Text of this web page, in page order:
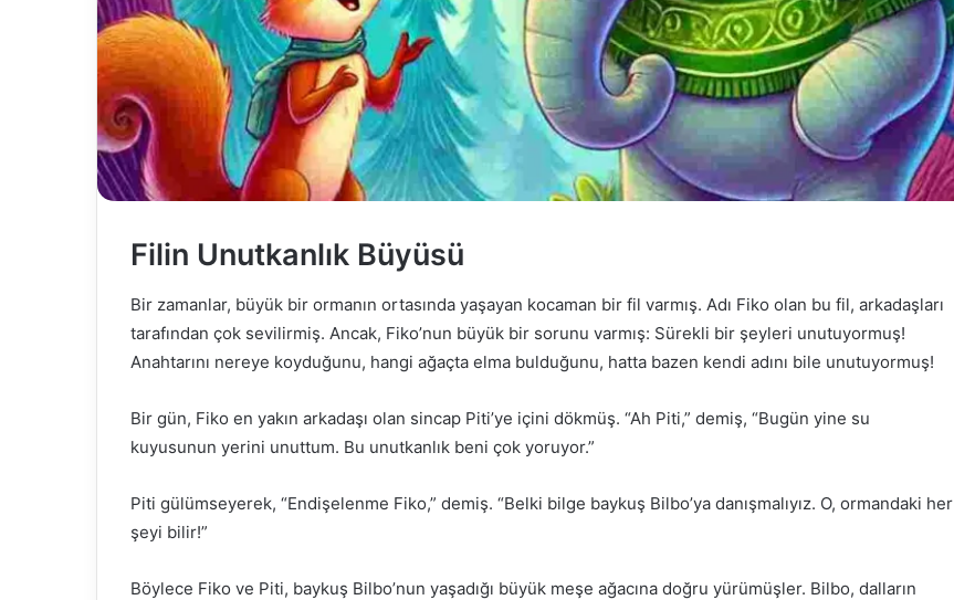
Filin Unutkanlık Büyüsü
Bir zamanlar, büyük bir ormanın ortasında yaşayan kocaman bir fil varmış. Adı Fiko olan bu fil, arkadaşları
tarafından çok sevilirmiş. Ancak, Fiko’nun büyük bir sorunu varmış: Sürekli bir şeyleri unutuyormuş!
Anahtarını nereye koyduğunu, hangi ağaçta elma bulduğunu, hatta bazen kendi adını bile unutuyormuş!
Bir gün, Fiko en yakın arkadaşı olan sincap Piti’ye içini dökmüş. “Ah Piti,” demiş, “Bugün yine su
kuyusunun yerini unuttum. Bu unutkanlık beni çok yoruyor.”
Piti gülümseyerek, “Endişelenme Fiko,” demiş. “Belki bilge baykuş Bilbo’ya danışmalıyız. O, ormandaki her
şeyi bilir!”
Böylece Fiko ve Piti, baykuş Bilbo’nun yaşadığı büyük meşe ağacına doğru yürümüşler. Bilbo, dalların